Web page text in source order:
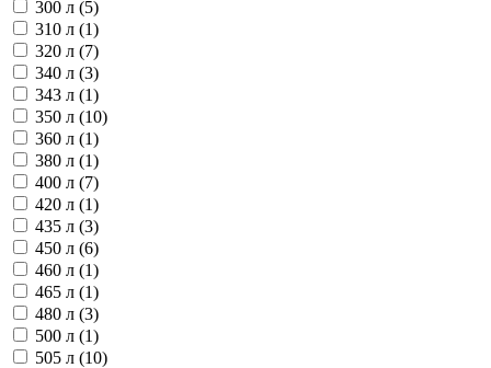
300 л (5)
310 л (1)
320 л (7)
340 л (3)
343 л (1)
350 л (10)
360 л (1)
380 л (1)
400 л (7)
420 л (1)
435 л (3)
450 л (6)
460 л (1)
465 л (1)
480 л (3)
500 л (1)
505 л (10)